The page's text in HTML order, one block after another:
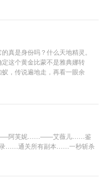
真是身份吗？什么天地精灵。
这个黄金比蒙不是雅典娜转
，传说遍地走，再看一眼余
阿芙妮……——艾薇儿……鉴
录……通关所有副本……一秒斩杀